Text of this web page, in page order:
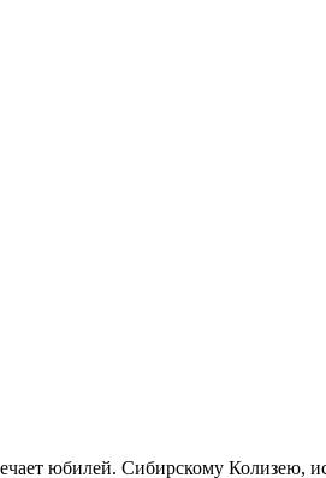
юбилей. Сибирскому Колизею,